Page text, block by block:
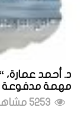
د. أحمد عمارة،
مهمة مدفوعة